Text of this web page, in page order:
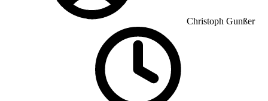
Christoph Gunßer